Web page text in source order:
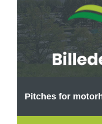
Pitches for